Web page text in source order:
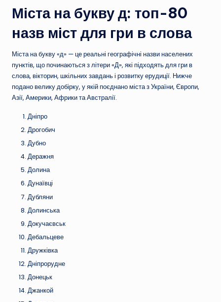
Міста на букву д: топ-80
назв міст для гри в слова
Міста на букву «д» — це реальні географічні назви населених
пунктів, що починаються з літери «Д», які підходять для гри в
слова, вікторин, шкільних завдань і розвитку ерудиції. Нижче
подано велику добірку, у якій поєднано міста з України, Європи,
Азії, Америки, Африки та Австралії.
Дніпро
Дрогобич
Дубно
Деражня
Долина
Дунаївці
Дубляни
Долинська
Докучаєвськ
Дебальцеве
Дружківка
Дніпрорудне
Донецьк
Джанкой